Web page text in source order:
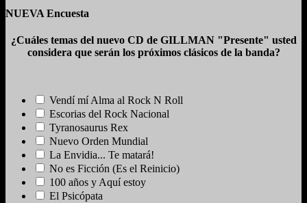
NUEVA Encuesta
¿Cuáles temas del nuevo CD de GILLMAN "Presente" usted
considera que serán los próximos clásicos de la banda?
Vendí mí Alma al Rock N Roll
Escorias del Rock Nacional
Tyranosaurus Rex
Nuevo Orden Mundial
La Envidia... Te matará!
No es Ficción (Es el Reinicio)
100 años y Aquí estoy
El Psicópata